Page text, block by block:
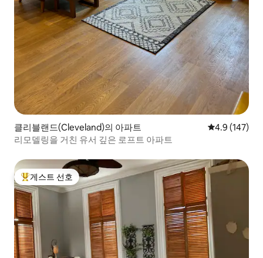
클리블랜드(Cleveland)의 아파트 평점 4.9점(5
4.9 (147)
리모델링을 거친 유서 깊은 로프트 아파트
상위 게스트 선호
게스트 선호